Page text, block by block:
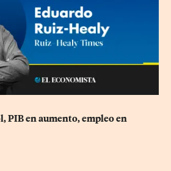
PIB en aumento, empleo en